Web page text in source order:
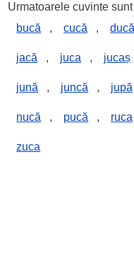
Urmatoarele cuvinte
bucă
, cucă , ducă
jacă , juca , jucaș
jună , juncă , jupă
nucă , pucă , ruca
zuca